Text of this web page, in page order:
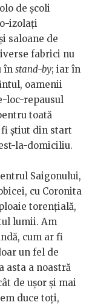
de şcoli
izolați
saloane de
fabrici nu
în stand-by; iar în
oamenii
loc-repausul
toată
ştiut din start
la-domiciliu.
Saigonului,
cu Coronita
torențială,
lumii. Am
cum ar fi
un fel de
asta a noastră
de uşor şi mai
duce toți,